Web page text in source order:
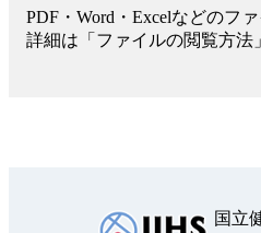
PDF・Word・Excelなどのフ
詳細は「ファイルの閲覧方法
国立